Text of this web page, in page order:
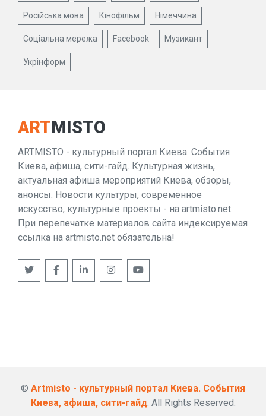
Російська мова Кінофільм Німеччина
Соціальна мережа Facebook Музикант
Укрінформ
ARTMISTO
ARTMISTO - культурный портал Киева. События
Киева, афиша, сити-гайд. Культурная жизнь,
актуальная афиша мероприятий Киева, обзоры,
анонсы. Новости культуры, современное
искусство, культурные проекты - на artmisto.net.
При перепечатке материалов сайта индексируемая
ссылка на artmisto.net обязательна!
© Artmisto - культурный портал Киева. События
Киева, афиша, сити-гайд. All Rights Reserved.